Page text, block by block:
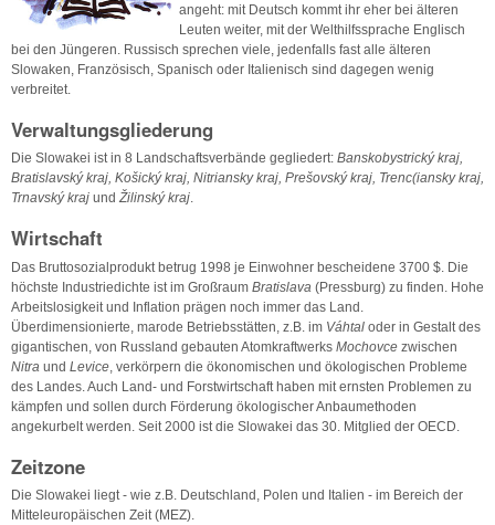
angeht: mit Deutsch kommt ihr eher bei älteren
Leuten weiter, mit der Welthilfssprache Englisch
bei den Jüngeren. Russisch sprechen viele, jedenfalls fast alle älteren
Slowaken, Französisch, Spanisch oder Italienisch sind dagegen wenig
verbreitet.
Verwaltungsgliederung
Die Slowakei ist in 8 Landschaftsverbände gegliedert: Banskobystrický kraj,
Bratislavský kraj, Košický kraj, Nitriansky kraj, Prešovský kraj, Trenc(iansky kraj,
Trnavský kraj und Žilinský kraj.
Wirtschaft
Das Bruttosozialprodukt betrug 1998 je Einwohner bescheidene 3700 $. Die
höchste Industriedichte ist im Großraum Bratislava (Pressburg) zu finden. Hohe
Arbeitslosigkeit und Inflation prägen noch immer das Land.
Überdimensionierte, marode Betriebsstätten, z.B. im Váhtal oder in Gestalt des
gigantischen, von Russland gebauten Atomkraftwerks Mochovce zwischen
Nitra und Levice , verkörpern die ökonomischen und ökologischen Probleme
des Landes. Auch Land- und Forstwirtschaft haben mit ernsten Problemen zu
kämpfen und sollen durch Förderung ökologischer Anbaumethoden
angekurbelt werden. Seit 2000 ist die Slowakei das 30. Mitglied der OECD.
Zeitzone
Die Slowakei liegt - wie z.B. Deutschland, Polen und Italien - im Bereich der
Mitteleuropäischen Zeit (MEZ).